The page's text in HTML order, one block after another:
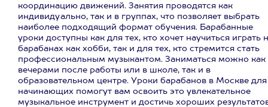
координацию движений. Занятия проводятся как
индивидуально, так и в группах, что позволяет выбрать
наиболее подходящий формат обучения. Барабанные
уроки доступны как для тех, кто хочет научиться играть
барабанах как хобби, так и для тех, кто стремится стать
профессиональным музыкантом. Заниматься можно как
вечерами после работы или в школе, так и в
образовательном центре. Уроки барабанов в Москве для
начинающих помогут вам освоить это увлекательное
музыкальное инструмент и достичь хороших